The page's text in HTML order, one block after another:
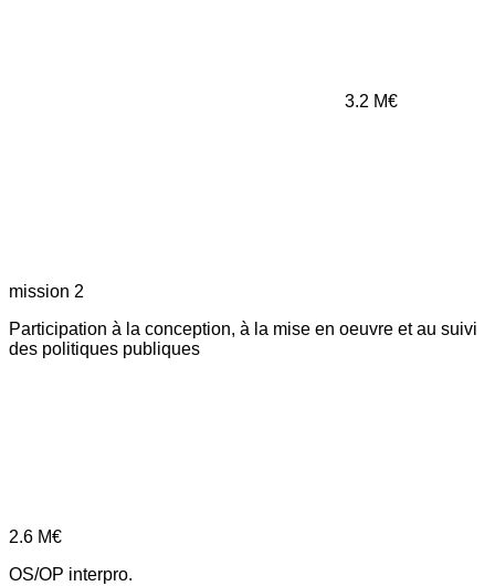
3.2 M€
mission 2
Participation à la conception, à la mise en oeuvre et au suivi
des politiques publiques
2.6 M€
OS/OP interpro.